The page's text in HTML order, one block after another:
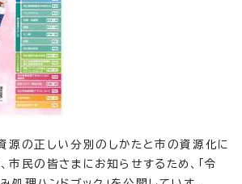
源の正しい分別のしかたと市の資源化に
市民の皆さまにお知らせするため、「令